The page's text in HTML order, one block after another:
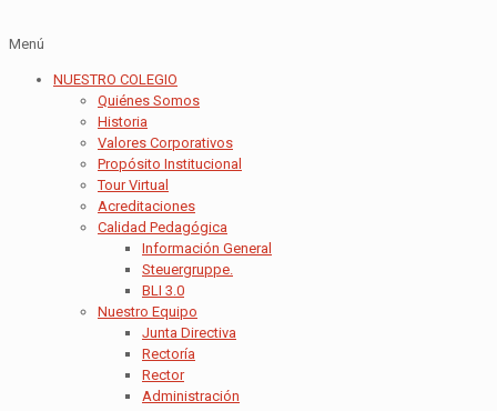
Menú
NUESTRO COLEGIO
Quiénes Somos
Historia
Valores Corporativos
Propósito Institucional
Tour Virtual
Acreditaciones
Calidad Pedagógica
Información General
Steuergruppe.
BLI 3.0
Nuestro Equipo
Junta Directiva
Rectoría
Rector
Administración